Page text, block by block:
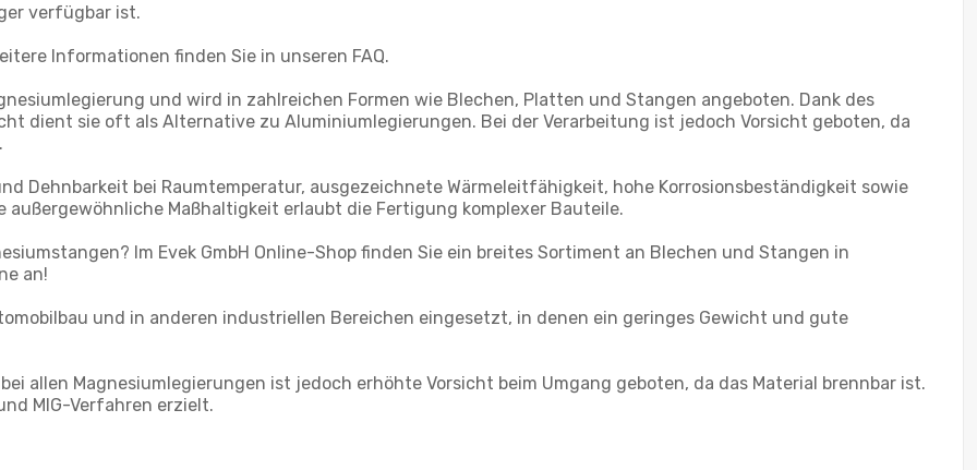
verfügbar ist.
Informationen finden Sie in unseren FAQ.
und wird in zahlreichen Formen wie Blechen, Platten und Stangen angeboten. Dank des
dient sie oft als Alternative zu Aluminiumlegierungen. Bei der Verarbeitung ist jedoch Vorsicht geboten, da
Dehnbarkeit bei Raumtemperatur, ausgezeichnete Wärmeleitfähigkeit, hohe Korrosionsbeständigkeit sowie
Maßhaltigkeit erlaubt die Fertigung komplexer Bauteile.
Im Evek GmbH Online-Shop finden Sie ein breites Sortiment an Blechen und Stangen in
an!
und in anderen industriellen Bereichen eingesetzt, in denen ein geringes Gewicht und gute
allen Magnesiumlegierungen ist jedoch erhöhte Vorsicht beim Umgang geboten, da das Material brennbar ist.
MIG-Verfahren erzielt.